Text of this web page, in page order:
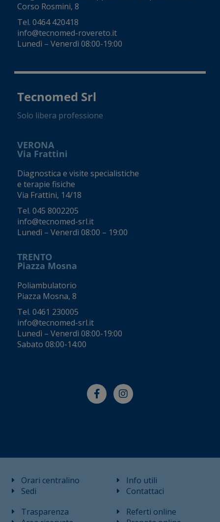
Corso Rosmini, 8
Tel. 0464 420418
info@tecnomed-rovereto.it
Lunedì – Venerdì 08:00-19:00
Tecnomed Srl
Solo libera professione
VERONA
Via Frattini
Diagnostica e visite specialistiche
e terapie fisiche
Via Frattini, 14/18
Tel. 045 8002205
info@tecnomed-srl.it
Lunedì – Venerdì 08:00 – 19:00
TRENTO
Piazza Mosna
Poliambulatorio
Piazza Mosna, 8
Tel. 0461 230005
info@tecnomed-srl.it
Lunedì – Venerdì 08:00-19:00
Sabato 08:00-14:00
Orari centralino
Sedi
Info utili
Contattaci
Trasparenza
Referti online